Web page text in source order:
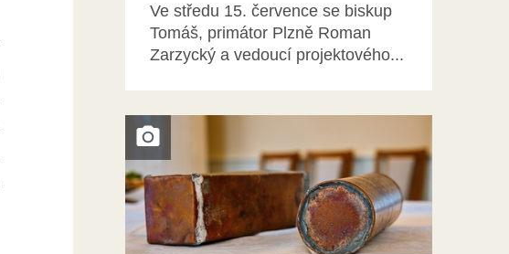
Ve středu 15. července se biskup
Tomáš, primátor Plzně Roman
Zarzycký a vedoucí projektového...
Obrázek novinky